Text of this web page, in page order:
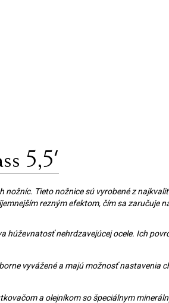
5,5'
Tieto nožnice sú vyrobené z
rezným efektom, čím sa zaručuje
húževnatosť nehrdzavejúcej ocele. Ich
vyvážené a majú možnosť nastavenia
a olejníkom so špeciálnym